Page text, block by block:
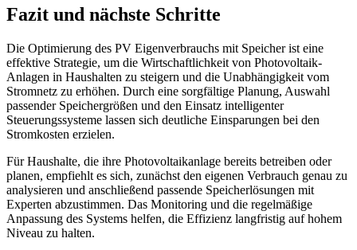
Fazit und nächste Schritte
Die Optimierung des PV Eigenverbrauchs mit Speicher ist eine
effektive Strategie, um die Wirtschaftlichkeit von Photovoltaik-
Anlagen in Haushalten zu steigern und die Unabhängigkeit vom
Stromnetz zu erhöhen. Durch eine sorgfältige Planung, Auswahl
passender Speichergrößen und den Einsatz intelligenter
Steuerungssysteme lassen sich deutliche Einsparungen bei den
Stromkosten erzielen.
Für Haushalte, die ihre Photovoltaikanlage bereits betreiben oder
planen, empfiehlt es sich, zunächst den eigenen Verbrauch genau zu
analysieren und anschließend passende Speicherlösungen mit
Experten abzustimmen. Das Monitoring und die regelmäßige
Anpassung des Systems helfen, die Effizienz langfristig auf hohem
Niveau zu halten.